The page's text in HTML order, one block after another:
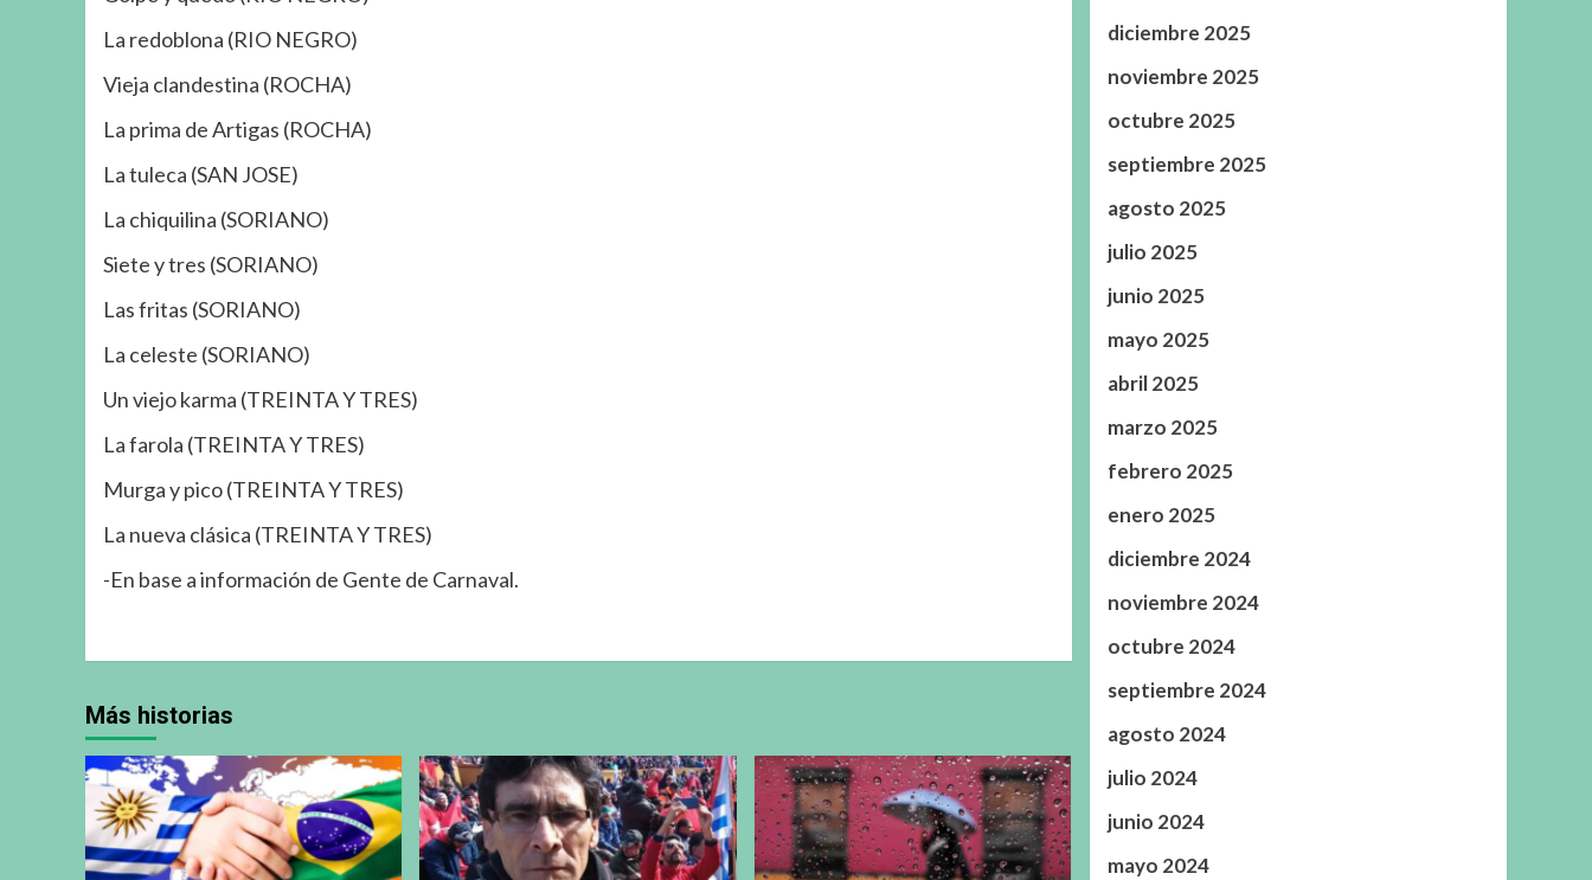
La redoblona (RIO NEGRO)
Vieja clandestina (ROCHA)
La prima de Artigas (ROCHA)
La tuleca (SAN JOSE)
La chiquilina (SORIANO)
Siete y tres (SORIANO)
Las fritas (SORIANO)
La celeste (SORIANO)
Un viejo karma (TREINTA Y TRES)
La farola (TREINTA Y TRES)
Murga y pico (TREINTA Y TRES)
La nueva clásica (TREINTA Y TRES)
-En base a información de Gente de Carnaval.
Más historias
diciembre 2025
noviembre 2025
octubre 2025
septiembre 2025
agosto 2025
julio 2025
junio 2025
mayo 2025
abril 2025
marzo 2025
febrero 2025
enero 2025
diciembre 2024
noviembre 2024
octubre 2024
septiembre 2024
agosto 2024
julio 2024
junio 2024
mayo 2024